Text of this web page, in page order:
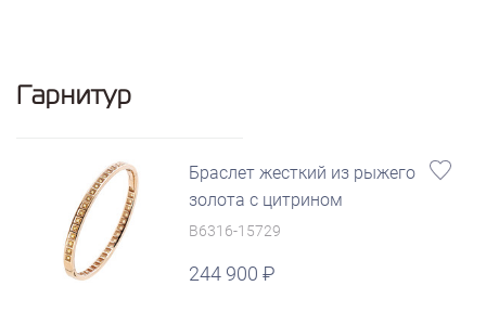
Гарнитур
Браслет жесткий из рыжего
золота с цитрином
B6316-15729
244 900